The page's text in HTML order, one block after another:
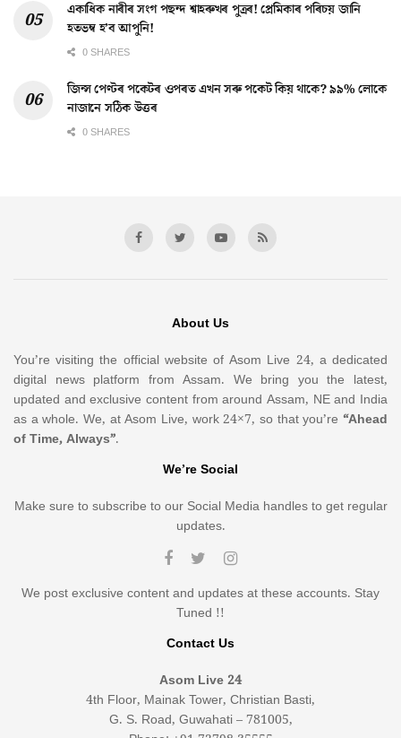
একাধিক নাৰীৰ সংগ পছন্দ শ্বাহৰুখৰ পুত্ৰৰ! প্ৰেমিকাৰ পৰিচয় জানি
হতভম্ব হ’ব আপুনি!
0 SHARES
জিন্স পেণ্টৰ পকেটৰ ওপৰত এখন সৰু পকেট কিয় থাকে? ৯৯% লোকে
নাজানে সঠিক উত্তৰ
0 SHARES
About Us
You’re visiting the official website of Asom Live 24, a dedicated
digital news platform from Assam. We bring you the latest,
updated and exclusive content from around Assam, NE and India
as a whole. We, at Asom Live, work 24×7, so that you’re “Ahead
of Time, Always”.
We’re Social
Make sure to subscribe to our Social Media handles to get regular
updates.
We post exclusive content and updates at these accounts. Stay
Tuned !!
Contact Us
Asom Live 24
4th Floor, Mainak Tower, Christian Basti,
G. S. Road, Guwahati – 781005,